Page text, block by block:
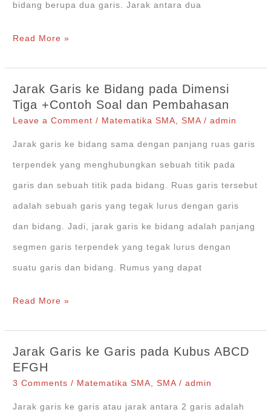
bidang berupa dua garis. Jarak antara dua
Jarak
Bidang
pada
Dimensi
Tiga
dan
Contoh
Soalnya
Read More »
Jarak Garis ke Bidang pada Dimensi
Tiga +Contoh Soal dan Pembahasan
Leave a Comment / Matematika SMA ,SMA /admin
Jarak garis ke bidang sama dengan panjang ruas garis
terpendek yang menghubungkan sebuah titik pada
garis dan sebuah titik pada bidang. Ruas garis tersebut
adalah sebuah garis yang tegak lurus dengan garis
dan bidang. Jadi, jarak garis ke bidang adalah panjang
segmen garis terpendek yang tegak lurus dengan
suatu garis dan bidang. Rumus yang dapat
Jarak
Bidang
pada
Dimensi
Read More »
Jarak Garis ke Garis pada Kubus ABCD
EFGH
3 Comments / Matematika SMA ,SMA /admin
Jarak garis ke garis atau jarak antara 2 garis adalah